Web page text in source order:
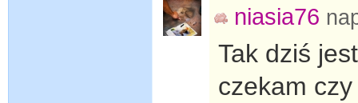
niasia76
Tak dziś
czekam